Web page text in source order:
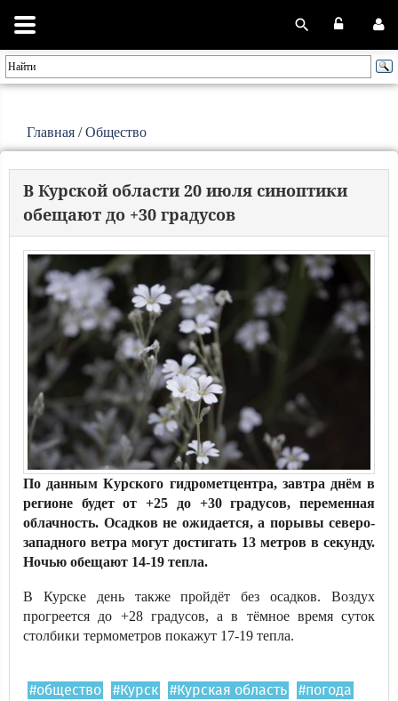
Главная /Общество
В Курской области 20 июля синоптики
обещают до +30 градусов
По данным Курского гидрометцентра, завтра днём в
регионе будет от +25 до +30 градусов, переменная
облачность. Осадков не ожидается, а порывы северо-
западного ветра могут достигать 13 метров в секунду.
Ночью обещают 14-19 тепла.
В Курске день также пройдёт без осадков. Воздух
прогреется до +28 градусов, а в тёмное время суток
столбики термометров покажут 17-19 тепла.
#общество #Курск #Курская область #погода